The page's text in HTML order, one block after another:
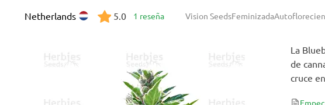
Vision SeedsFeminizada
Netherlands 5.0 1 reseña
La
de
cruce